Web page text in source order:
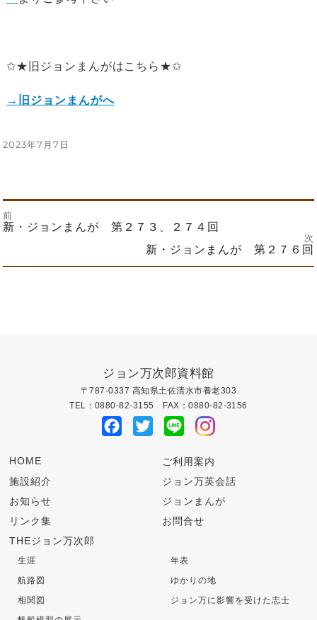
✩★旧ジョンまんがはこちら★✩
→旧ジョンまんがへ
投
2023年7月7日
投
ン
前
前
の
新・ジョンまんが 第２７３、２７４回
次
投
新・ジョンまんが 第２７６回
ジョン万次郎資料館
〒787-0337 高知県土佐清水市養老303
TEL：0880-82-3155 FAX：0880-82-3156
Facebook
Twitter Line
HOME
ご利用案内
施設紹介
ジョン万英会話
お知らせ
ジョンまんが
リンク集
お問合せ
THEジョン万次郎
生涯
年表
航路図
ゆかりの地
相関図
ジョン万に影響を受けた志士